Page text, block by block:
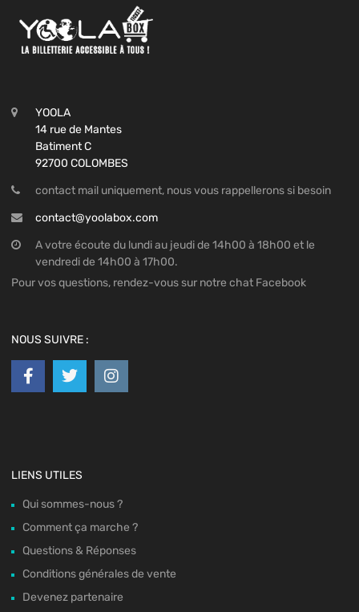
YOOLA
14 rue de Mantes
Batiment C
92700 COLOMBES
contact mail uniquement, nous vous rappellerons si besoin
contact@yoolabox.com
A votre écoute du lundi au jeudi de 14h00 à 18h00 et le
vendredi de 14h00 à 17h00.
Pour vos questions, rendez-vous sur notre chat Facebook
NOUS SUIVRE :
LIENS UTILES
Qui sommes-nous ?
Comment ça marche ?
Questions & Réponses
Conditions générales de vente
Devenez partenaire